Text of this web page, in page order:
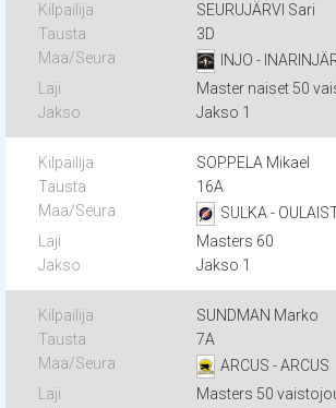
SEURUJÄRVI Sari
3D
INJO -
Master naiset 50
Jakso 1
SOPPELA Mikael
16A
SULKA -
Masters 60
Jakso 1
SUNDMAN Marko
7A
ARCUS - ARCUS
Masters 50